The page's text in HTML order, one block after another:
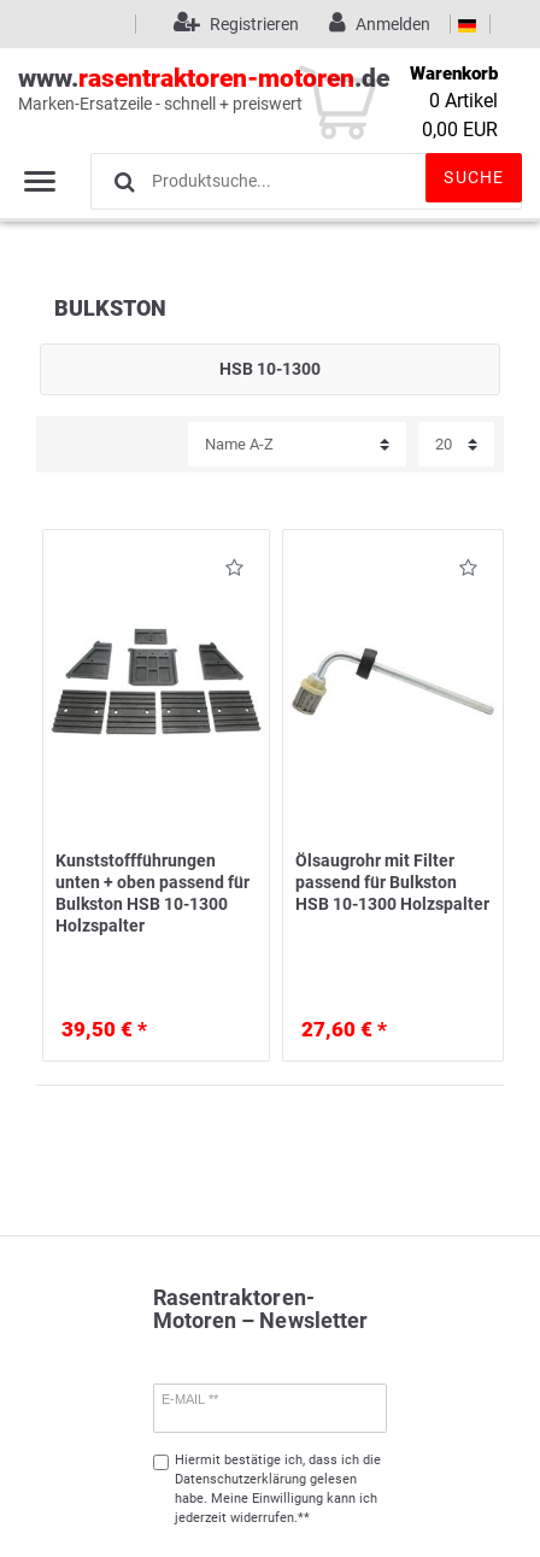
Wunschliste (0)
Anmelden
Registrieren
www.rasentraktoren-motoren.de
Marken-Ersatzeile - schnell + preiswert
SUCHE
Warenkorb
0 Artikel
0,00 EUR
BULKSTON
HSB 10-1300
Kunststoffführungen
unten + oben passend für
Bulkston HSB 10-1300
Holzspalter
39,50 € *
Ölsaugrohr mit Filter
passend für Bulkston
HSB 10-1300 Holzspalter
27,60 € *
Rasentraktoren-
Motoren – Newsletter
E-MAIL **
Hiermit bestätige ich, dass ich die
Daten­schutz­erklärunggelesen
habe. Meine Einwilligung kann ich
jederzeit widerrufen.**